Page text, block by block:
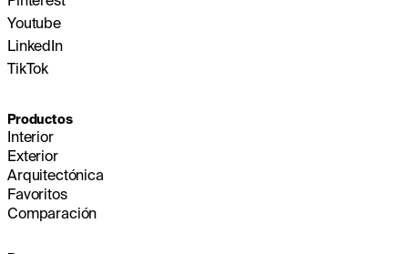
Youtube
LinkedIn
TikTok
Productos
Interior
Exterior
Arquitectónica
Favoritos
Comparación